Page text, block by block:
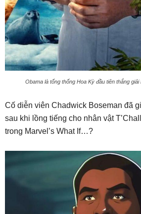
Obama là tổng thống Hoa Kỳ đầu tiên thắng
Cố diễn viên Chadwick Boseman đã
sau khi lồng tiếng cho nhân vật
trong Marvel’s What If…?